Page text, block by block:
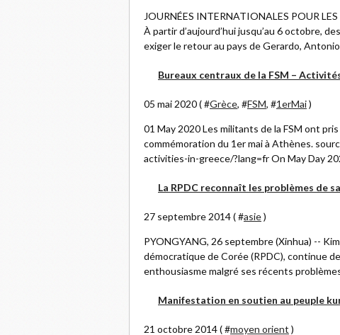
JOURNÉES INTERNATIONALES POUR
À partir d’aujourd’hui jusqu’au 6 octobre,
exiger le retour au pays de Gerardo,
Bureaux centraux de la FSM –
05 mai 2020 ( #Grèce, #FSM, #1erMai)
01 May 2020 Les militants de la FSM ont
commémoration du 1er mai à Athènes.
activities-in-greece/?lang=fr On May Day
La RPDC reconnaît les problèmes de
27 septembre 2014 ( #asie)
PYONGYANG, 26 septembre (Xinhua) --
démocratique de Corée (RPDC), continue
enthousiasme malgré ses récents
Manifestation en soutien au peuple
21 octobre 2014 ( #moyen orient )